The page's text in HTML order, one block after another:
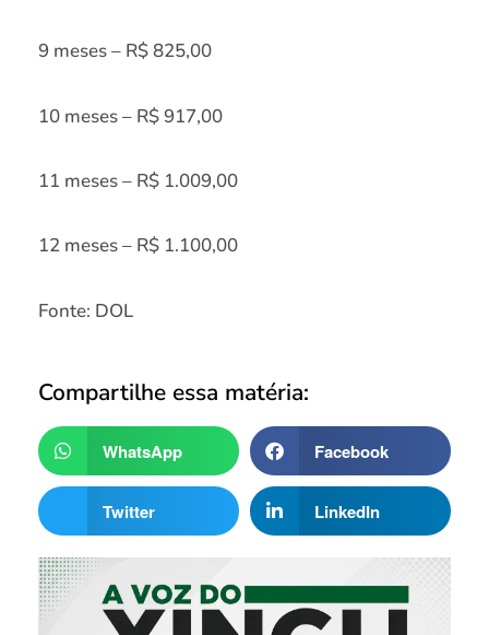
9 meses – R$ 825,00
10 meses – R$ 917,00
11 meses – R$ 1.009,00
12 meses – R$ 1.100,00
Fonte: DOL
Compartilhe essa matéria:
WhatsApp Facebook
Twitter LinkedIn